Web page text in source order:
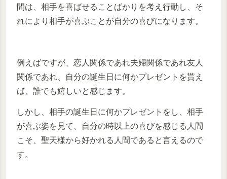
間は、相手を喜ばせることばかりを考え行動し、そ
れにより相手が喜ぶことが自分の喜びになります。
例えばですが、恋人関係であれ夫婦関係であれ友人
関係であれ、自分の誕生日に何かプレゼントを貰え
ば、誰でも嬉しいと感じます。
しかし、相手の誕生日に何かプレゼントをし、相手
が喜ぶ姿を見て、自分の時以上の喜びを感じる人間
こそ、聖天様から好かれる人間であると言えるので
す。